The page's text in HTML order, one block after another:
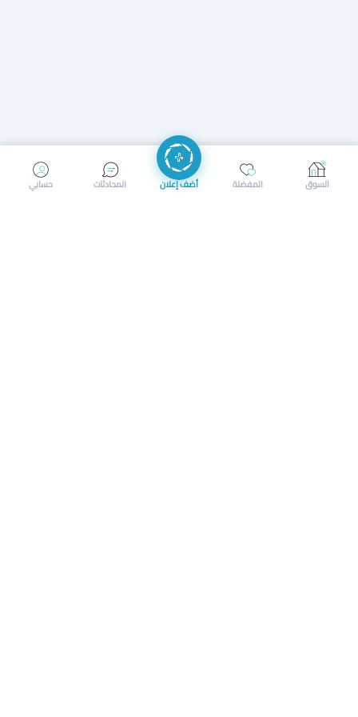
إرسال رسالة إجراء مكالمة
حسابي المحادثات أضف إعلان المفضلة السوق